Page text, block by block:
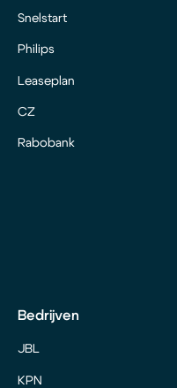
Snelstart
Philips
Leaseplan
CZ
Rabobank
Bedrijven
JBL
KPN